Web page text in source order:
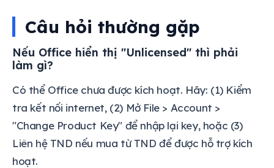
Câu hỏi thường gặp
Nếu Office hiển thị "Unlicensed" thì phải
làm gì?
Có thể Office chưa được kích hoạt. Hãy: (1) Kiểm
tra kết nối internet, (2) Mở File > Account >
"Change Product Key" để nhập lại key, hoặc (3)
Liên hệ TND nếu mua từ TND để được hỗ trợ kích
hoạt.